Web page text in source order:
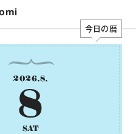
今日の暦
2026.8.
8
SAT